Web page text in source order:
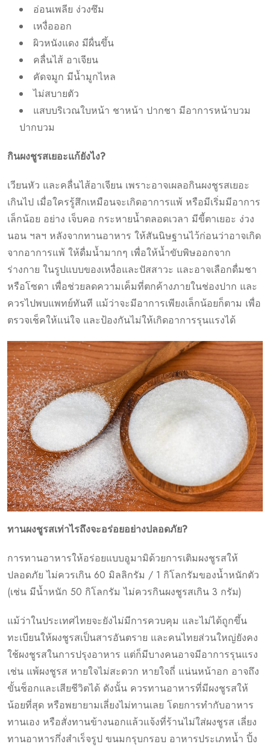
อ่อนเพลีย ง่วงซึม
เหงื่อออก
ผิวหนังแดง มีผื่นขึ้น
คลื่นไส้ อาเจียน
คัดจมูก มีน้ำมูกไหล
ไม่สบายตัว
แสบบริเวณใบหน้า ชาหน้า ปากชา มีอาการหน้าบวม
ปากบวม
กินผงชูรสเยอะแก้ยังไง?
เวียนหัว และคลื่นไส้อาเจียน เพราะอาจเผลอกินผงชูรสเยอะ
เกินไป เมื่อใครรู้สึกเหมือนจะเกิดอาการแพ้ หรือมีเริ่มมีอาการ
เล็กน้อย อย่าง เจ็บคอ กระหายน้ำตลอดเวลา มีขี้ตาเยอะ ง่วง
นอน ฯลฯ หลังจากทานอาหาร ให้สันนิษฐานไว้ก่อนว่าอาจเกิด
จากอาการแพ้ ให้ดื่มน้ำมากๆ เพื่อให้น้ำขับพิษออกจาก
ร่างกาย ในรูปแบบของเหงื่อและปัสสาวะ และอาจเลือกดื่มชา
หรือโซดา เพื่อช่วยลดความเค็มที่ตกค้างภายในช่องปาก และ
ควรไปพบแพทย์ทันที แม้ว่าจะมีอาการเพียงเล็กน้อยก็ตาม เพื่อ
ตรวจเช็คให้แน่ใจ และป้องกันไม่ให้เกิดอาการรุนแรงได้
ทานผงชูรสเท่าไรถึงจะอร่อยอย่างปลอดภัย?
การทานอาหารให้อร่อยแบบอูมามิด้วยการเติมผงชูรสให้
ปลอดภัย ไม่ควรเกิน 60 มิลลิกรัม / 1 กิโลกรัมของน้ำหนักตัว
(เช่น มีน้ำหนัก 50 กิโลกรัม ไม่ควรกินผงชูรสเกิน 3 กรัม)
แม้ว่าในประเทศไทยจะยังไม่มีการควบคุม และไม่ได้ถูกขึ้น
ทะเบียนให้ผงชูรสเป็นสารอันตราย และคนไทยส่วนใหญ่ยังคง
ใช้ผงชูรสในการปรุงอาหาร แต่ก็มีบางคนอาจมีอาการรุนแรง
เช่น แพ้ผงชูรส หายใจไม่สะดวก หายใจถี่ แน่นหน้าอก อาจถึง
ขั้นช็อกและเสียชีวิตได้ ดังนั้น ควรทานอาหารที่มีผงชูรสให้
น้อยที่สุด หรือพยายามเลี่ยงไม่ทานเลย โดยการทำกับอาหาร
ทานเอง หรือสั่งทานข้างนอกแล้วแจ้งที่ร้านไม่ใส่ผงชูรส เลี่ยง
ทานอาหารกึ่งสำเร็จรูป ขนมกรุบกรอบ อาหารประเภทน้ำ ปิ้ง